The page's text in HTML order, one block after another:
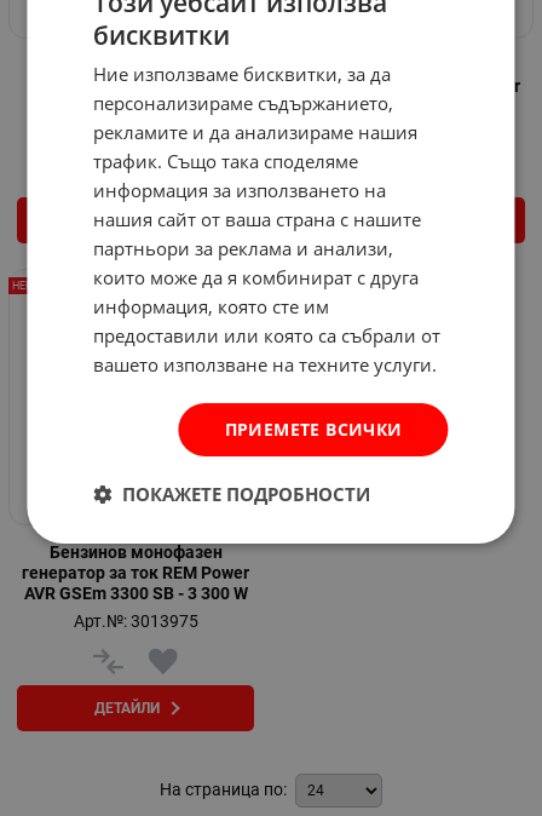
Бензинова самоходна
косачка REM Power LMEm
5150SP
Арт.№: 3019000
ДЕТАЙЛИ
цепене на дърва REM Power
LSEm 7010 - 52 см
Арт.№: 3013978
ДЕТАЙЛИ
Бензинов монофазен
генератор за ток REM Power
AVR GSEm 3300 SB - 3 300 W
Арт.№: 3013975
ДЕТАЙЛИ
НЕНАЛИЧЕН
На страница по:
бисквитки
Ние използваме бисквитки, за да
персонализираме съдържанието,
рекламите и да анализираме нашия
трафик. Също така споделяме
информация за използването на
нашия сайт от ваша страна с нашите
партньори за реклама и анализи,
които може да я комбинират с друга
информация, която сте им
предоставили или която са събрали от
вашето използване на техните услуги.
ПРИЕМЕТЕ ВСИЧКИ
ПОКАЖЕТЕ ПОДРОБНОСТИ